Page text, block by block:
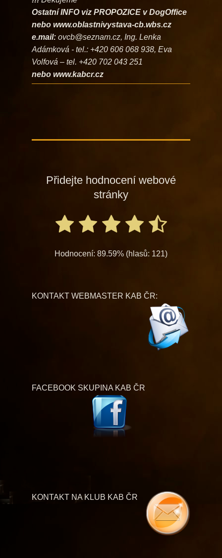
Ostatní INFO viz PROPOZICE v DogOffice
nebo www.oblastnivystava-cb.wbs.cz
e.mail: ovcb@seznam.cz, Ing. Lenka
Adámková - tel.: +420 606 068 938, Eva
Volfová – tel. +420 702 043 251
nebo www.kabcr.cz
Přidejte hodnocení webové
stránky
Hodnocení: 89.59% (hlasů: 121)
KONTAKT WEBMASTER KAB ČR:
FACEBOOK SKUPINA KAB ČR
KONTAKT NA KLUB KAB ČR